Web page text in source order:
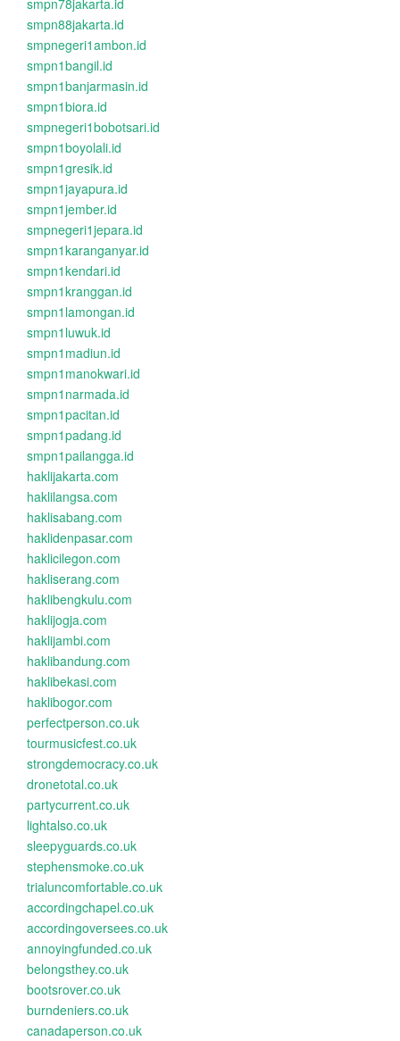
smpn78jakarta.id
smpn88jakarta.id
smpnegeri1ambon.id
smpn1bangil.id
smpn1banjarmasin.id
smpn1biora.id
smpnegeri1bobotsari.id
smpn1boyolali.id
smpn1gresik.id
smpn1jayapura.id
smpn1jember.id
smpnegeri1jepara.id
smpn1karanganyar.id
smpn1kendari.id
smpn1kranggan.id
smpn1lamongan.id
smpn1luwuk.id
smpn1madiun.id
smpn1manokwari.id
smpn1narmada.id
smpn1pacitan.id
smpn1padang.id
smpn1pailangga.id
haklijakarta.com
haklilangsa.com
haklisabang.com
haklidenpasar.com
haklicilegon.com
hakliserang.com
haklibengkulu.com
haklijogja.com
haklijambi.com
haklibandung.com
haklibekasi.com
haklibogor.com
perfectperson.co.uk
tourmusicfest.co.uk
strongdemocracy.co.uk
dronetotal.co.uk
partycurrent.co.uk
lightalso.co.uk
sleepyguards.co.uk
stephensmoke.co.uk
trialuncomfortable.co.uk
accordingchapel.co.uk
accordingoversees.co.uk
annoyingfunded.co.uk
belongsthey.co.uk
bootsrover.co.uk
burndeniers.co.uk
canadaperson.co.uk